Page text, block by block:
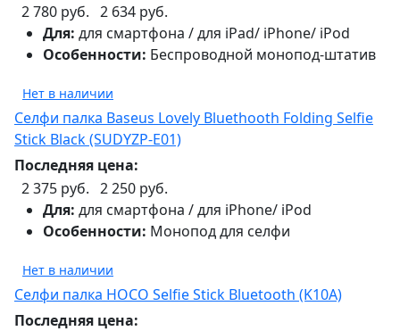
2 780 руб. 2 634 руб.
Для: для смартфона / для iPad/ iPhone/ iPod
Особенности: Беспроводной монопод-штатив
Нет в наличии
Селфи палка Baseus Lovely Bluethooth Folding Selfie
Stick Black (SUDYZP-E01)
Последняя цена:
2 375 руб. 2 250 руб.
Для: для смартфона / для iPhone/ iPod
Особенности: Монопод для селфи
Нет в наличии
Селфи палка HOCO Selfie Stick Bluetooth (K10A)
Последняя цена: